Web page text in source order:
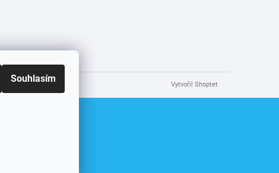
Souhlasím
Vytvořil Shoptet